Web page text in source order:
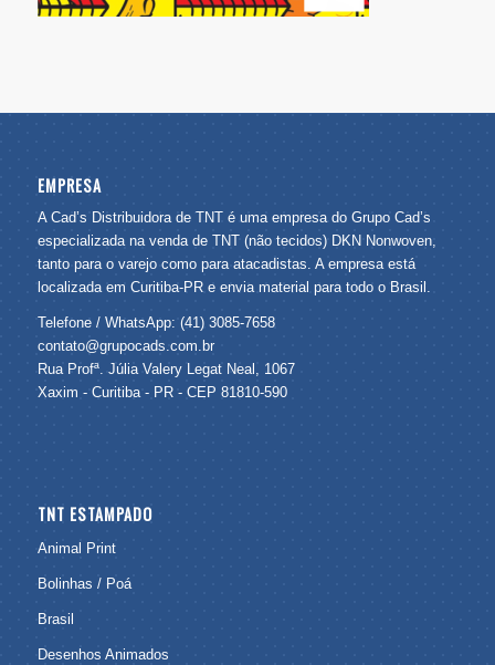
EMPRESA
A Cad’s Distribuidora de TNT é uma empresa do Grupo Cad’s
especializada na venda de TNT (não tecidos) DKN Nonwoven,
tanto para o varejo como para atacadistas. A empresa está
localizada em Curitiba-PR e envia material para todo o Brasil.
Telefone / WhatsApp: (41) 3085-7658
contato@grupocads.com.br
Rua Profª. Júlia Valery Legat Neal, 1067
Xaxim - Curitiba - PR - CEP 81810-590
TNT ESTAMPADO
Animal Print
Bolinhas / Poá
Brasil
Desenhos Animados